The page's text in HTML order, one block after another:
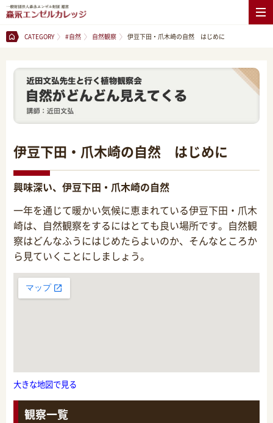
CATEGORY #自然 自然観察 伊豆下田・爪木崎の自然 はじめに
伊豆下田・爪木崎の自然 はじめに
興味深い、伊豆下田・爪木崎の自然
一年を通じて暖かい気候に恵まれている伊豆下田・爪木
崎は、自然観察をするにはとても良い場所です。自然観
察はどんなふうにはじめたらよいのか、そんなところか
ら見ていくことにしましょう。
大きな地図で見る
観察一覧